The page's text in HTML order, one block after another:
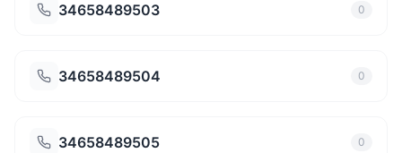
34658489503 0
34658489504 0
34658489505 0